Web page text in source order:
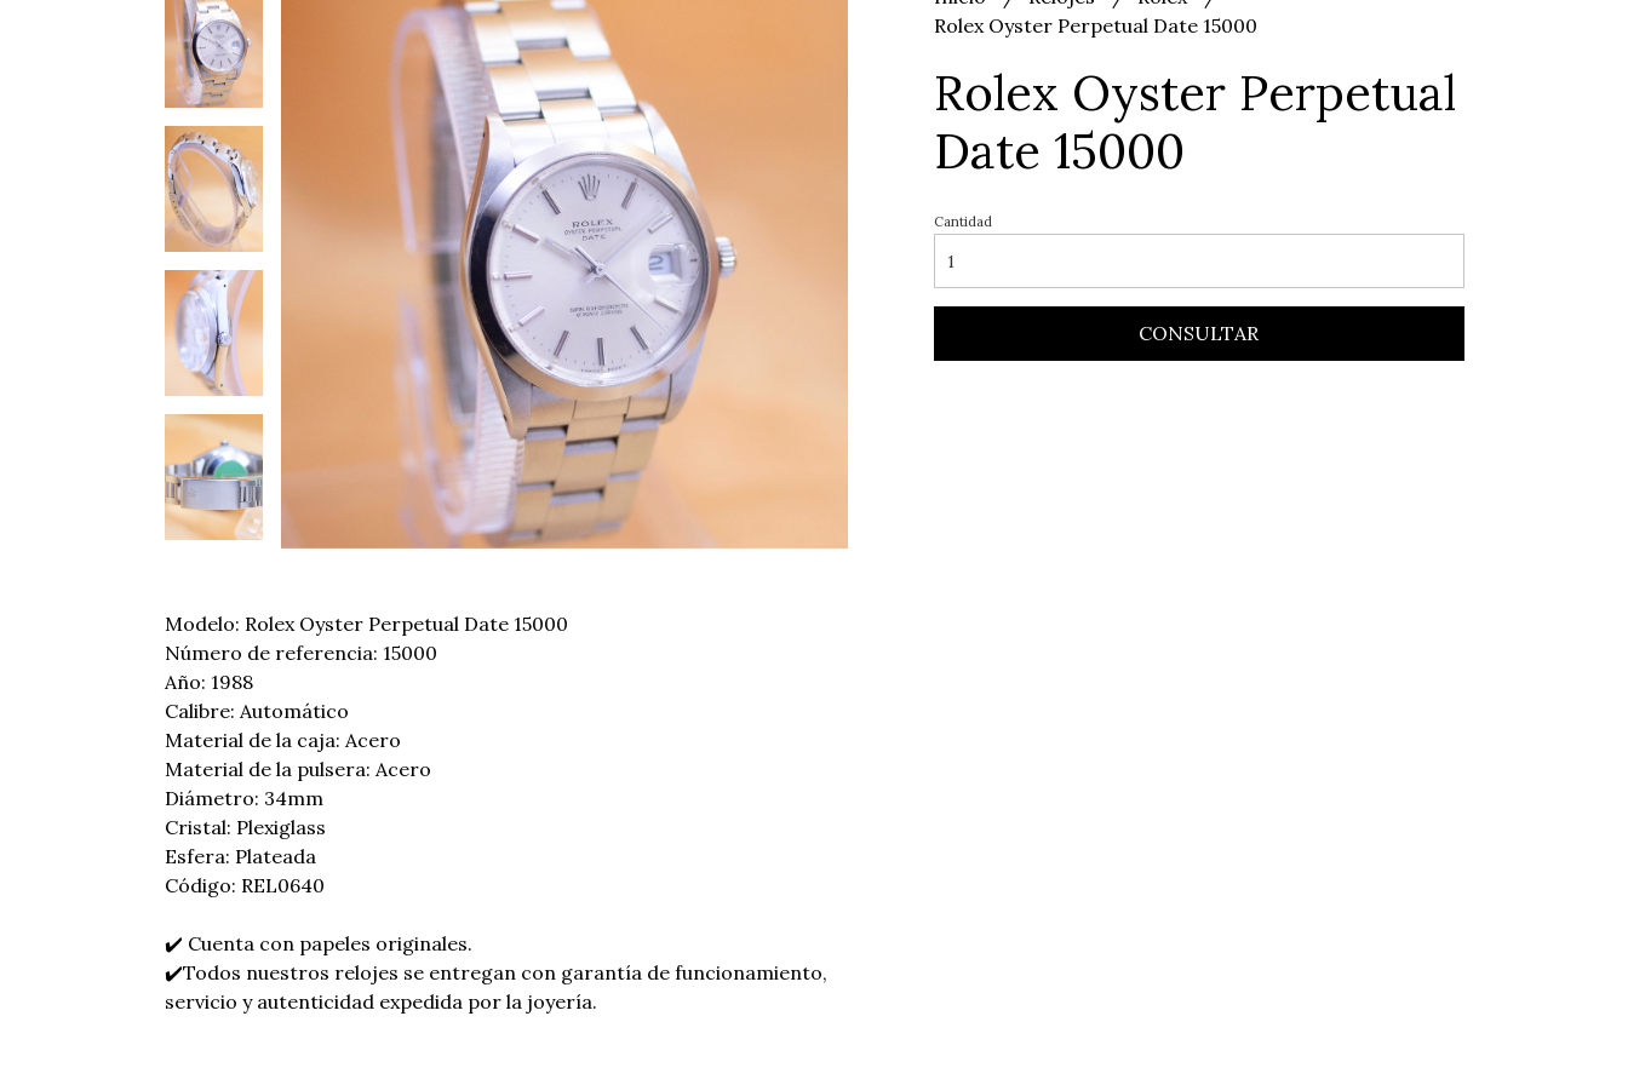
Modelo: Rolex Oyster Perpetual Date 15000
Número de referencia: 15000
Año: 1988
Calibre: Automático
Material de la caja: Acero
Material de la pulsera: Acero
Diámetro: 34mm
Cristal: Plexiglass
Esfera: Plateada
Código: REL0640
✔️ Cuenta con papeles originales.
✔️Todos nuestros relojes se entregan con garantía de funcionamiento,
servicio y autenticidad expedida por la joyería.
Rolex Oyster Perpetual Date 15000
Rolex Oyster Perpetual
Date 15000
Cantidad
CONSULTAR